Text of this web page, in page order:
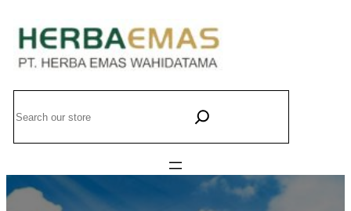
ke
konten